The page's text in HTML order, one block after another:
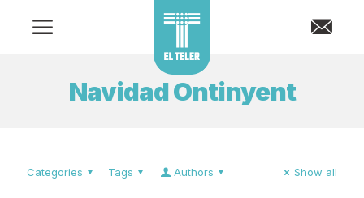
Navidad Ontinyent
Categories Tags Authors Show all